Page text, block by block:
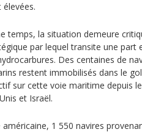
temps, la situation demeure
par lequel transite une part
Des centaines de
restent immobilisés dans le
sur cette voie maritime depuis
et Israël.
américaine, 1 550 navires